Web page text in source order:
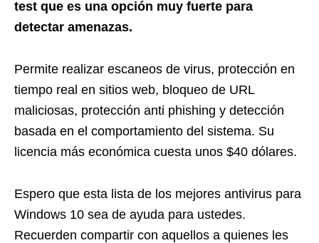
test que es una opción muy fuerte para
detectar amenazas.
Permite realizar escaneos de virus, protección en
tiempo real en sitios web, bloqueo de URL
maliciosas, protección anti phishing y detección
basada en el comportamiento del sistema. Su
licencia más económica cuesta unos $40 dólares.
Espero que esta lista de los mejores antivirus para
Windows 10 sea de ayuda para ustedes.
Recuerden compartir con aquellos a quienes les